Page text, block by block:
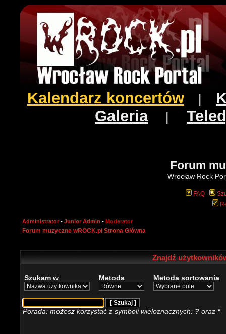
Kalendarz koncertów
Galeria|
Forum
Wrocław Rock
FAQ
Administrator • Junior Admin • Moderator
Forum muzyczne wROCK.pl Strona Główna
Znajdź
Szukam w Metoda Metoda sortowania
Porada: możesz korzystać z symboli wieloznacznych: ? oraz *